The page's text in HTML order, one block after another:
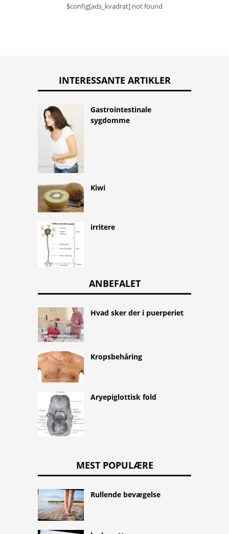
$config[ads_kvadrat] not found
INTERESSANTE ARTIKLER
Gastrointestinale
sygdomme
Kiwi
irritere
ANBEFALET
Hvad sker der i puerperiet
Kropsbehåring
Aryepiglottisk fold
MEST POPULÆRE
Rullende bevægelse